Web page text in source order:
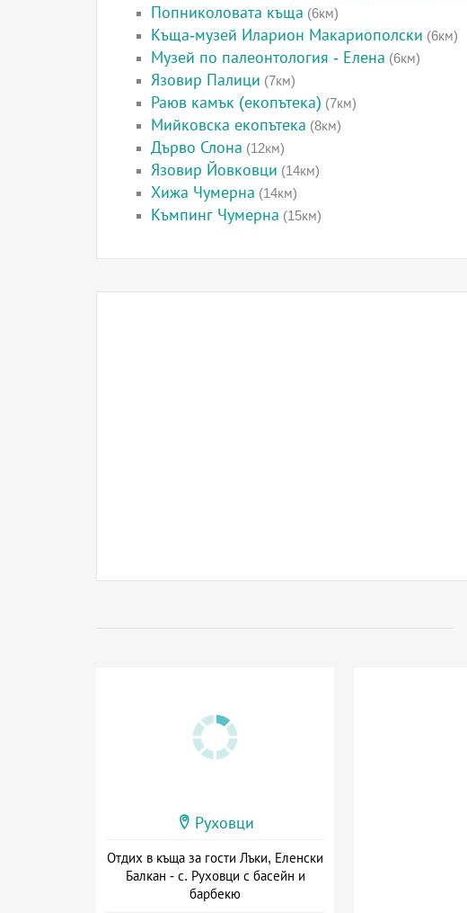
Попниколовата къща (6км)
Къща-музей Иларион Макариополски (6км)
Музей по палеонтология - Елена (6км)
Язовир Палици (7км)
Раюв камък (екопътека) (7км)
Мийковска екопътека (8км)
Дърво Слона (12км)
Язовир Йовковци (14км)
Хижа Чумерна (14км)
Къмпинг Чумерна (15км)
Руховци
Отдих в къща за гости Лъки, Еленски
Балкан - с. Руховци с басейн и
барбекю